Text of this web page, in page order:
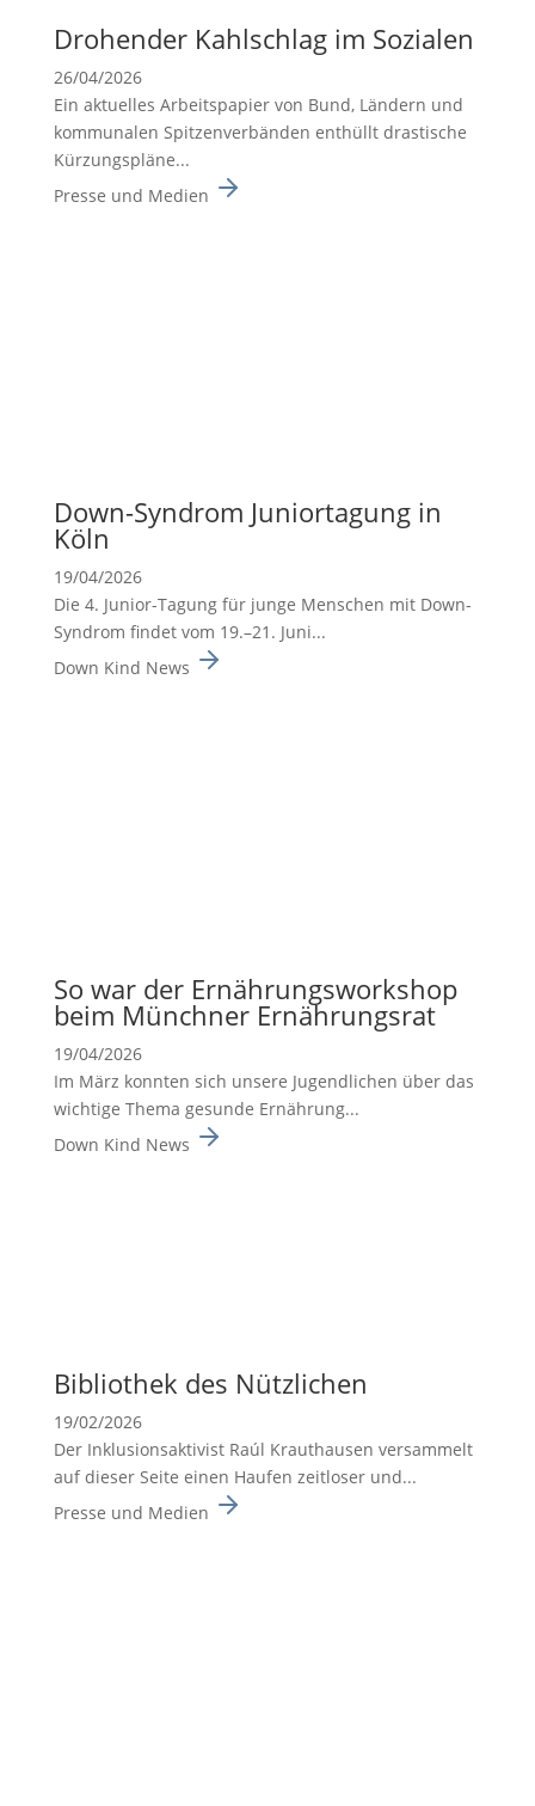
Drohender Kahlschlag im Sozialen
26/04/2026
Ein aktuelles Arbeits­pa­pier von Bund, Ländern und
kommu­nalen Spitzen­ver­bänden enthüllt drasti­sche
Kürzungs­pläne...
Presse und Medien
Down-Syndrom Junior­ta­gung in
Köln
19/04/2026
Die 4. Junior-Tagung für junge Menschen mit Down-
Syndrom findet vom 19.–21. Juni...
Down Kind News
So war der Ernäh­rungs­work­shop
beim Münchner Ernäh­rungsrat
19/04/2026
Im März konnten sich unsere Jugend­li­chen über das
wichtige Thema gesunde Ernäh­rung...
Down Kind News
Biblio­thek des Nützli­chen
19/02/2026
Der Inklusionsaktivist Raúl Krauthausen versammelt
auf dieser Seite einen Haufen zeitloser und...
Presse und Medien